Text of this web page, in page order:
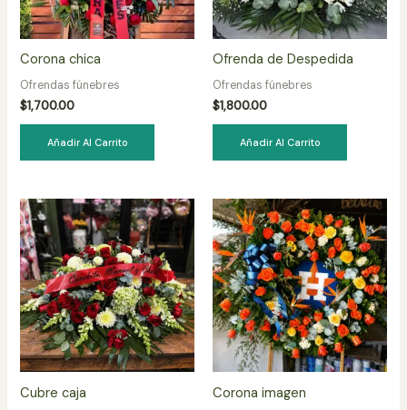
Corona chica
Ofrendas fúnebres
$1,700.00
Añadir Al Carrito
Ofrenda de Despedida
Ofrendas fúnebres
$1,800.00
Añadir Al Carrito
Cubre caja Corona imagen